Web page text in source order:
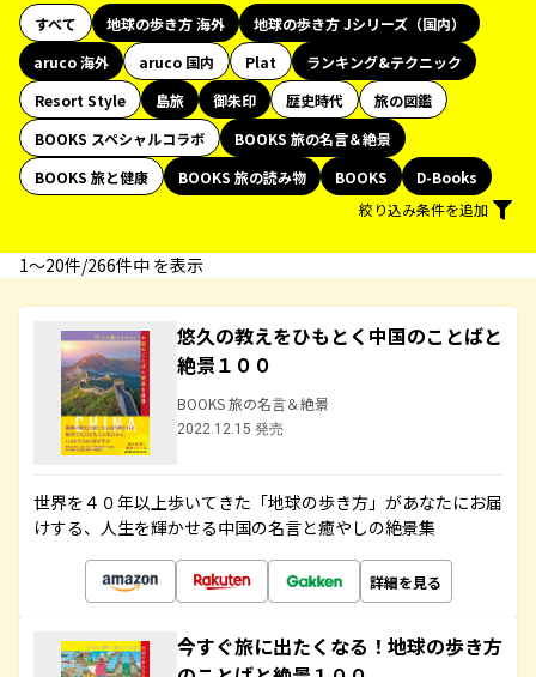
すべて 地球の歩き方 海外
地球の歩き方 Jシリーズ（国内）
aruco 海外
aruco 国内 Plat
ランキング&テクニック
Resort Style
島旅 御朱印 歴史時代
旅の図鑑
BOOKS スペシャルコラボ
BOOKS 旅の名言＆絶景
BOOKS 旅と健康
BOOKS 旅の読み物 BOOKS
D-Books
絞り込み条件を追加
1〜20件/266件中 を表示
悠久の教えをひもとく中国のことばと
絶景１００
BOOKS 旅の名言＆絶景
2022.12.15 発売
世界を４０年以上歩いてきた「地球の歩き方」があなたにお届
けする、人生を輝かせる中国の名言と癒やしの絶景集
詳細を見る
今すぐ旅に出たくなる！地球の歩き方